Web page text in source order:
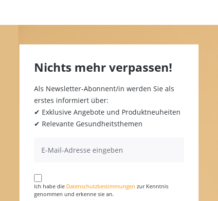
Nichts mehr verpassen!
Als Newsletter-Abonnent/in werden Sie als
erstes informiert über:
✔ Exklusive Angebote und Produktneuheiten
✔ Relevante Gesundheitsthemen
Ich habe die Datenschutzbestimmungen zur Kenntnis
genommen und erkenne sie an.